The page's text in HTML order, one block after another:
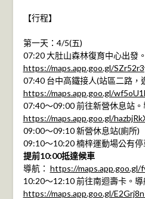
【行程】
第一天：4/5(五)
07:20 大肚山森林復育中心出發
https://maps.app.goo.gl/
07:40 台中高鐵接人(站區二路，
https://maps.app.goo.gl/
07:40～09:00 前往新營休息站。
https://maps.app.goo.gl/
09:00～09:10 新營休息站(廁所)
09:10～10:20 楠梓運動場公有停
提前10:00抵達候車
導航： https://maps.app.goo.gl/
10:20～12:10 前往南迴壽卡。導
https://maps.app.goo.gl/